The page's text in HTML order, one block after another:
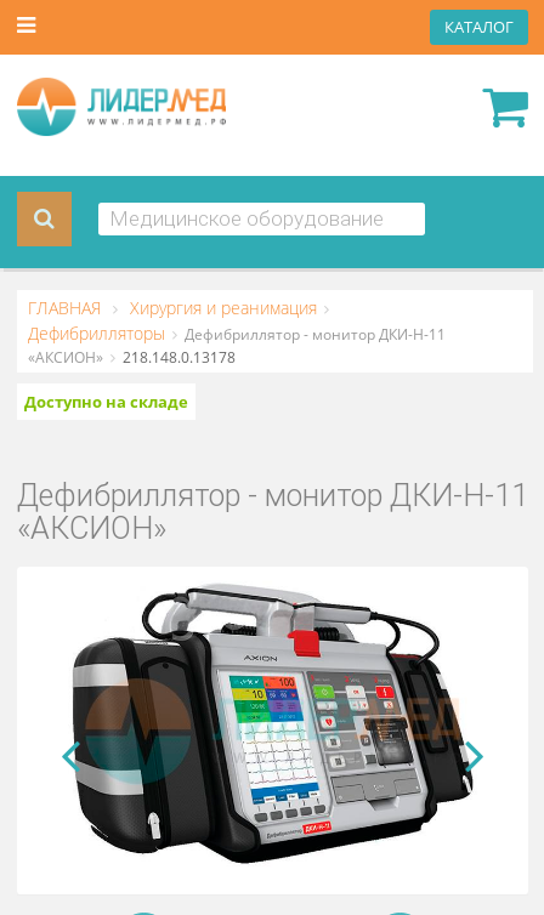
ГЛАВНАЯ
Хирургия и реанимация
Дефибрилляторы
«АКСИОН» 218.148.0.13178
Дефибриллятор - монитор ДКИ-
«АКСИОН»